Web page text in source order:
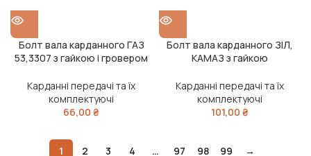
Болт вала карданного ГАЗ
53,3307 з гайкою і гровером
(DETALKA)
Карданні передачі та їх
комплектуючі
66,00 ₴
Болт вала карданного ЗІЛ,
КАМАЗ з гайкою
(М14х38, МІЦНІСТЬ 10.9)
(DETALKA)
Карданні передачі та їх
комплектуючі
101,00 ₴
1 2 3 4 … 97 98 99 →